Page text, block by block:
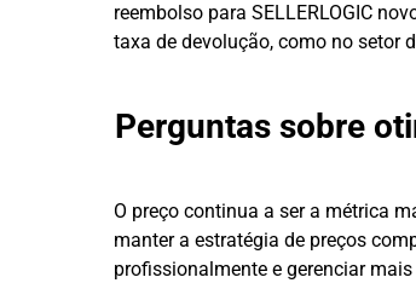
reembolso para SELLERLOGIC
taxa de devolução, como no setor
Perguntas sobre
O preço continua a ser a métrica
manter a estratégia de preços
profissionalmente e gerenciar mais